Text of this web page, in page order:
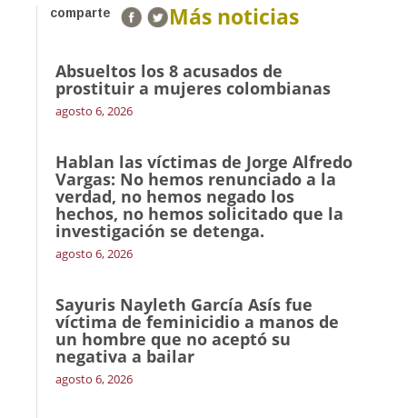
comparte Más noticias
Absueltos los 8 acusados de
prostituir a mujeres colombianas
agosto 6, 2026
Hablan las víctimas de Jorge Alfredo
Vargas: No hemos renunciado a la
verdad, no hemos negado los
hechos, no hemos solicitado que la
investigación se detenga.
agosto 6, 2026
Sayuris Nayleth García Asís fue
víctima de feminicidio a manos de
un hombre que no aceptó su
negativa a bailar
agosto 6, 2026